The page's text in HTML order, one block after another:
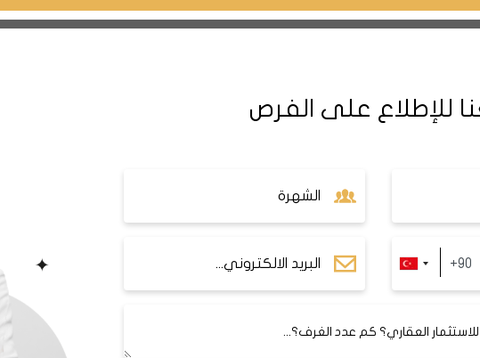
: هو فندق أربع نجوم يقع على بعد 5 دقائق بالسيارة
يضم الفندق أيضاً مطعماً يقدم وجبات الإفطار والغداء والعشاء، ومقهى
سنجاك تبه
: هو فندق ثلاث نجوم يقع على بعد
مسطحة وميني بار وحمام خاص. يضم الفندق أيضاً مطعماً يقدم وجبة إفطار
سنجاك تبه
ألف متر مربع من المساحة، ويحتوي على 500 سرير و16
مثل الجراحة والأمراض الباطنية والأطفال والنساء والولادة والعيون
الدموية والأعصاب والأورام والأمراض العقلية والنفسية والعلاج الطبيعي
للإطلاع على الفرص